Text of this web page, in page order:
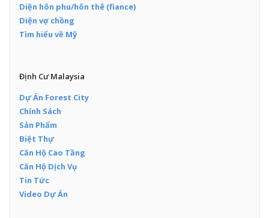
Diện hôn phu/hôn thê (fiance)
Diện vợ chồng
Tìm hiểu về Mỹ
Định Cư Malaysia
Dự Án Forest City
Chính Sách
Sản Phẩm
Biệt Thự
Căn Hộ Cao Tầng
Căn Hộ Dịch Vụ
Tin Tức
Video Dự Án